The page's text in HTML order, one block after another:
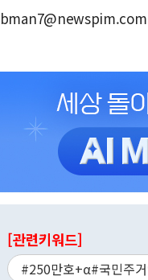
[관련키워드]
#250만호+α#국민주